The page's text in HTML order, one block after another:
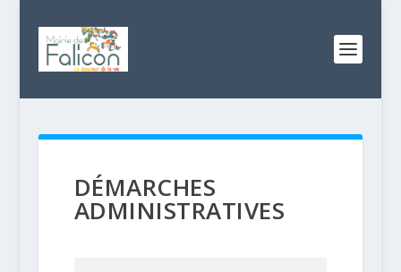
DÉMARCHES
ADMINISTRATIVES